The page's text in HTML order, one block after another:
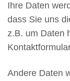
Ihre Daten
dass Sie uns
z.B. um Daten
Andere Daten